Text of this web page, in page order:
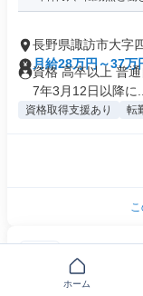
長野県諏訪市大字
月給28万円～37万
資格 高卒以上 普
7年3月12日以降に...
資格取得支援あり 転
鉄道線路の補修・
東光建設有限会社 長野営
ホーム